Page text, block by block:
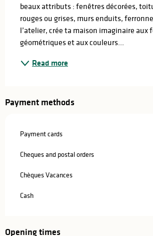
beaux attributs : fenêtres décorées,
rouges ou grises, murs enduits,
l’atelier, crée ta maison imaginaire aux
géométriques et aux couleurs...
Read more
Payment methods
Payment cards
Cheques and postal orders
Chèques Vacances
Cash
Opening times